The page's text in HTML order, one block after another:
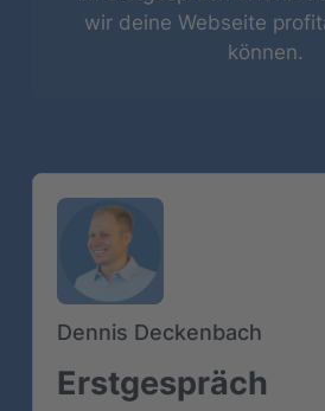
wir deine Webseite
können.
Dennis Deckenbach
Erstgespräch
13
Zeitzone
Europe/Berlin